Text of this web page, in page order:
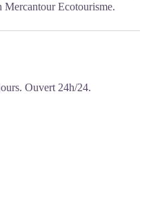
Mercantour Ecotourisme.
Ouvert 24h/24.